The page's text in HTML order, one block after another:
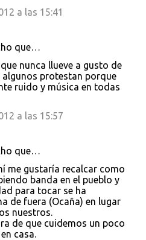
a las 15:41
que…
nunca llueve a gusto de
algunos protestan porque
ruido y música en todas
a las 15:57
que…
me gustaría recalcar como
banda en el pueblo y
para tocar se ha
de fuera (Ocaña) en lugar
nuestros.
de que cuidemos un poco
casa.